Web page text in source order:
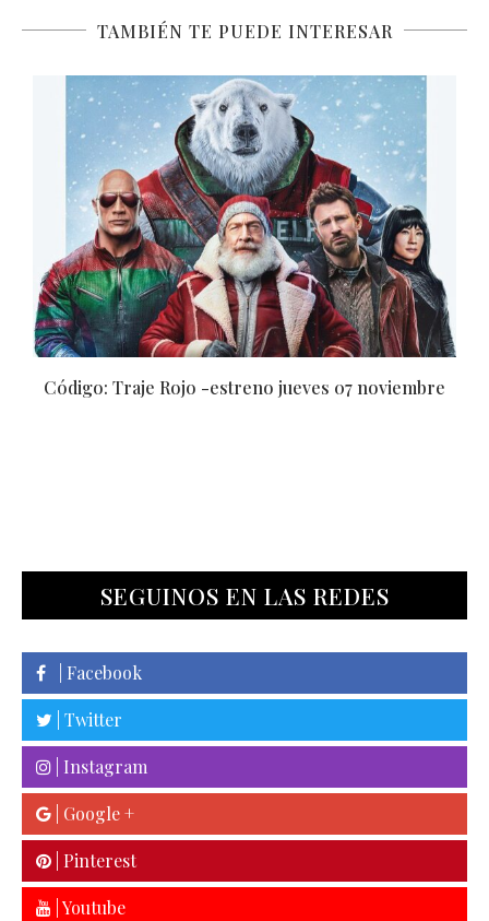
TAMBIÉN TE PUEDE INTERESAR
Código: Traje Rojo -estreno jueves 07 noviembre
SEGUINOS EN LAS REDES
| Facebook
| Twitter
| Instagram
| Google +
| Pinterest
| Youtube